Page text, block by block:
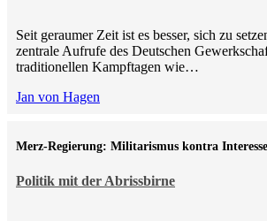
Seit geraumer Zeit ist es besser, sich zu
zentrale Aufrufe des Deutschen
traditionellen Kampftagen wie…
Jan von Hagen
Politik mit der Abrissbirne
Merz-Regierung: Militarismus kontra